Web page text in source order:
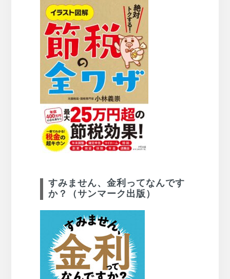
すみません、金利ってなんです
か？（サンマーク出版）